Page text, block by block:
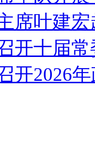
席叶建
开十届
开2026